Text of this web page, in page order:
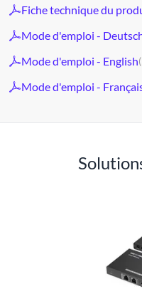
Fiche technique du
Mode d'emploi -
Mode d'emploi - English
Mode d'emploi -